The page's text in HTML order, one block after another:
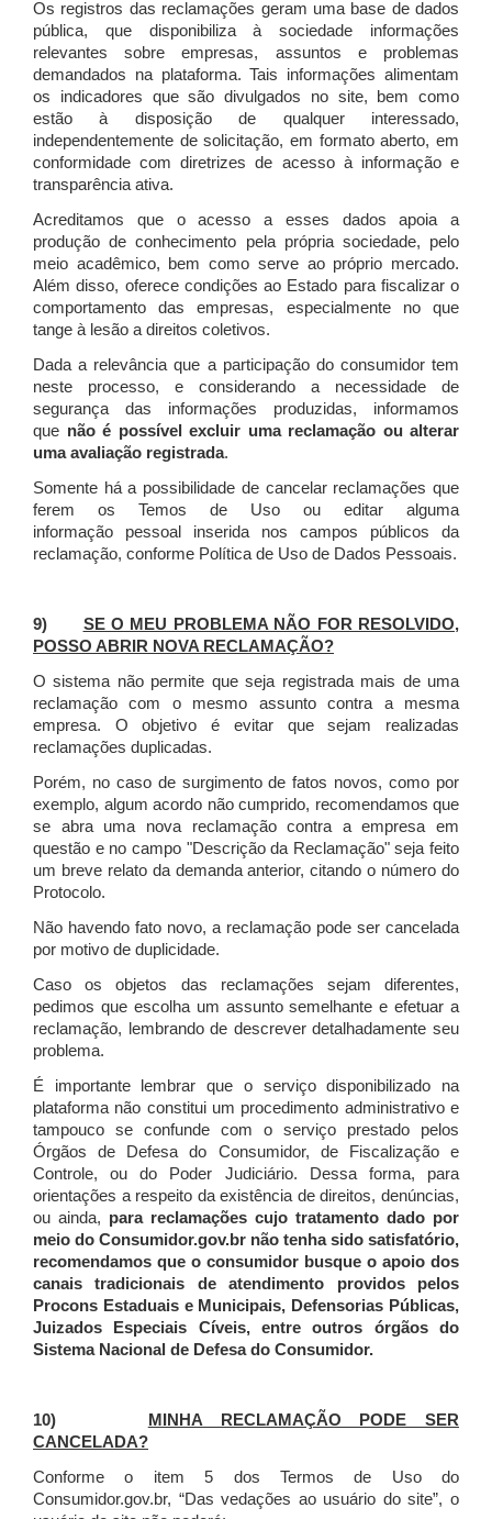
Os registros das reclamações geram uma base de dados
pública, que disponibiliza à sociedade informações
relevantes sobre empresas, assuntos e problemas
demandados na plataforma. Tais informações alimentam
os indicadores que são divulgados no site, bem como
estão à disposição de qualquer interessado,
independentemente de solicitação, em formato aberto, em
conformidade com diretrizes de acesso à informação e
transparência ativa.
Acreditamos que o acesso a esses dados apoia a
produção de conhecimento pela própria sociedade, pelo
meio acadêmico, bem como serve ao próprio mercado.
Além disso, oferece condições ao Estado para fiscalizar o
comportamento das empresas, especialmente no que
tange à lesão a direitos coletivos.
Dada a relevância que a participação do consumidor tem
neste processo, e considerando a necessidade de
segurança das informações produzidas, informamos
que não é possível excluir uma reclamação ou alterar
uma avaliação registrada.
Somente há a possibilidade de cancelar reclamações que
ferem os Temos de Uso ou editar alguma
informação pessoal inserida nos campos públicos da
reclamação, conforme Política de Uso de Dados Pessoais.
9) SE O MEU PROBLEMA NÃO FOR RESOLVIDO,
POSSO ABRIR NOVA RECLAMAÇÃO?
O sistema não permite que seja registrada mais de uma
reclamação com o mesmo assunto contra a mesma
empresa. O objetivo é evitar que sejam realizadas
reclamações duplicadas.
Porém, no caso de surgimento de fatos novos, como por
exemplo, algum acordo não cumprido, recomendamos que
se abra uma nova reclamação contra a empresa em
questão e no campo "Descrição da Reclamação" seja feito
um breve relato da demanda anterior, citando o número do
Protocolo.
Não havendo fato novo, a reclamação pode ser cancelada
por motivo de duplicidade.
Caso os objetos das reclamações sejam diferentes,
pedimos que escolha um assunto semelhante e efetuar a
reclamação, lembrando de descrever detalhadamente seu
problema.
É importante lembrar que o serviço disponibilizado na
plataforma não constitui um procedimento administrativo e
tampouco se confunde com o serviço prestado pelos
Órgãos de Defesa do Consumidor, de Fiscalização e
Controle, ou do Poder Judiciário. Dessa forma, para
orientações a respeito da existência de direitos, denúncias,
ou ainda, para reclamações cujo tratamento dado por
meio do Consumidor.gov.br não tenha sido satisfatório,
recomendamos que o consumidor busque o apoio dos
canais tradicionais de atendimento providos pelos
Procons Estaduais e Municipais, Defensorias Públicas,
Juizados Especiais Cíveis, entre outros órgãos do
Sistema Nacional de Defesa do Consumidor.
10)
MINHA RECLAMAÇÃO PODE SER
CANCELADA?
Conforme o item 5 dos Termos de Uso do
Consumidor.gov.br, “Das vedações ao usuário do site”, o